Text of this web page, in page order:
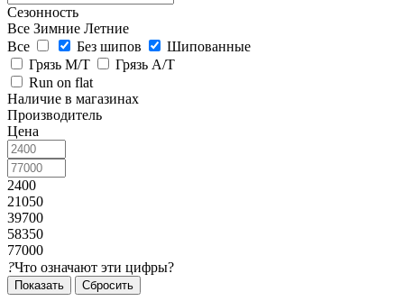
Сезонность
Все Зимние Летние
Все
Без шипов
Шипованные
Грязь M/T
Грязь A/T
Run on flat
Наличие в магазинах
Производитель
Цена
2400
21050
39700
58350
77000
?Что означают эти цифры?
Сбросить